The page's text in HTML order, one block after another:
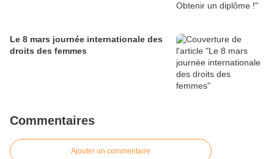
Le 8 mars journée internationale des
droits des femmes
Commentaires
Ajouter un commentaire